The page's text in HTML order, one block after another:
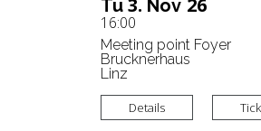
Tu 3. Nov 26
16:00
Meeting point Foyer
Brucknerhaus
Linz
Details